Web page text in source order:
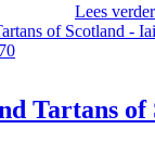
Lees verder
Tartans of